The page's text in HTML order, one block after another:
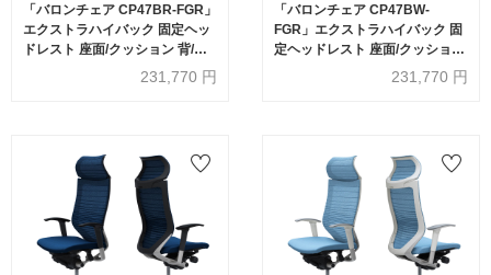
「バロンチェア CP47BR-FGR」
エクストラハイバック 固定ヘッ
ドレスト 座面/クッション 背/グ
ラデーションサポートメッシュ
フレーム/ポリッシュ ボディーカ
231,770 円
「バロンチェア CP47BW-
FGR」エクストラハイバック 固
定ヘッドレスト 座面/クッション
背/グラデーションサポートメッ
シュ フレーム/ポリッシュ ボディ
231,770 円